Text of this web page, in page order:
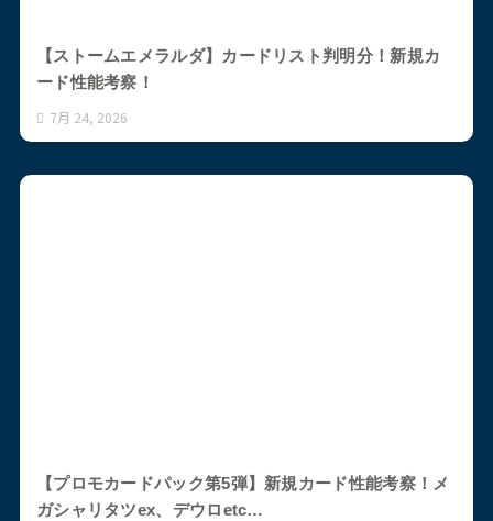
【ストームエメラルダ】カードリスト判明分！新規カ
ード性能考察！
7月 24, 2026
【プロモカードパック第5弾】新規カード性能考察！メ
ガシャリタツex、デウロetc…